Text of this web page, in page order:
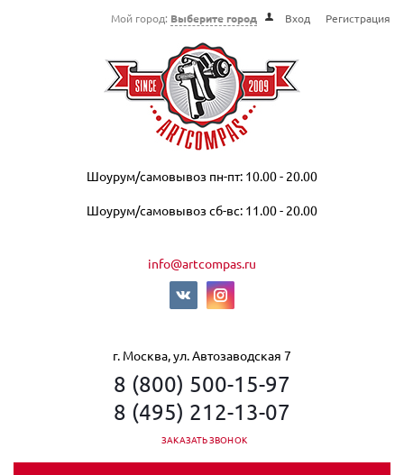
Мой город: Выберите город Вход Регистрация
Шоурум/самовывоз пн-пт: 10.00 - 20.00
Шоурум/самовывоз сб-вс: 11.00 - 20.00
info@artcompas.ru
г. Москва, ул. Автозаводская 7
8 (800) 500-15-97
8 (495) 212-13-07
ЗАКАЗАТЬ ЗВОНОК